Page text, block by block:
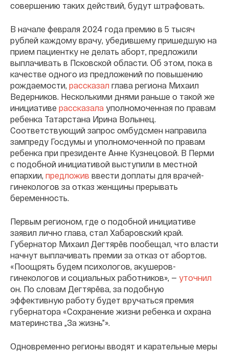
совершению таких действий, будут штрафовать.
В начале февраля 2024 года премию в 5 тысяч
рублей каждому врачу, убедившему пришедшую на
прием пациентку не делать аборт, предложили
выплачивать в Псковской области. Об этом, пока в
качестве одного из предложений по повышению
рождаемости, рассказал глава региона Михаил
Ведерников. Несколькими днями раньше о такой же
инициативе рассказала уполномоченная по правам
ребенка Татарстана Ирина Волынец.
Соответствующий запрос омбудсмен направила
зампреду Госдумы и уполномоченной по правам
ребенка при президенте Анне Кузнецовой. В Перми
с подобной инициативой выступили в местной
епархии, предложив ввести доплаты для врачей-
гинекологов за отказ женщины прерывать
беременность.
Первым регионом, где о подобной инициативе
заявил лично глава, стал Хабаровский край.
Губернатор Михаил Дегтярёв пообещал, что власти
начнут выплачивать премии за отказ от абортов.
«Поощрять будем психологов, акушеров-
гинекологов и социальных работников», — уточнил
он. По словам Дегтярёва, за подобную
эффективную работу будет вручаться премия
губернатора «Сохранение жизни ребенка и охрана
материнства „За жизнь”».
Одновременно регионы вводят и карательные меры